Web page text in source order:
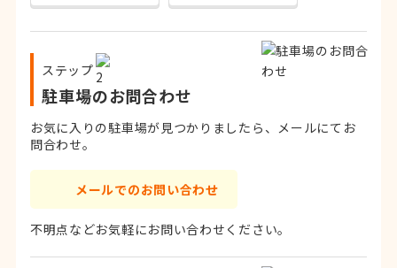
ステップ
駐車場のお問合わせ
お気に入りの駐車場が見つかりましたら、メールにてお
問合わせ。
メールでのお問い合わせ
不明点などお気軽にお問い合わせください。